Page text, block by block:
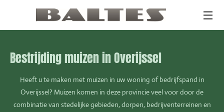
hoofdinhoud
Bestrijding muizen in Overijssel
Heeft u te maken met muizen in uw woning of bedrijfspand in
Overijssel? Muizen komen in deze provincie veel voor door de
combinatie van stedelijke gebieden, dorpen, bedrijventerreinen en